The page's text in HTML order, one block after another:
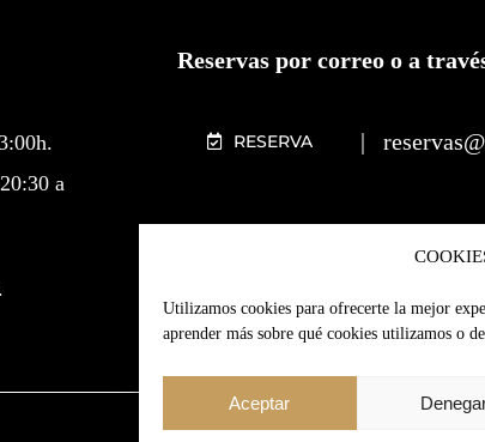
Utilizamos cookies para ofrecerte la mejor
aprender más sobre qué cookies utilizamos o
Aceptar
a
Reservas por correo o a
RESERVA |